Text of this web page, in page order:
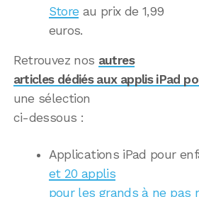
Store au prix de 1,99
euros.
Retrouvez nos autres
articles dédiés aux applis iPad
une sélection
ci-dessous :
Applications iPad pour
et 20 applis
pour les grands à ne pas